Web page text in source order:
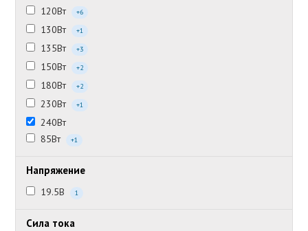
120Вт +6
130Вт +1
135Вт +3
150Вт +2
180Вт +2
230Вт +1
240Вт
85Вт
+1
Напряжение
19.5В 1
Сила тока